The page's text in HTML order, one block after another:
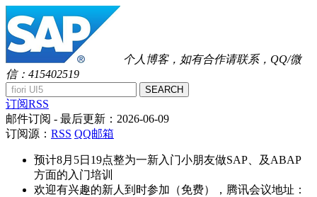
个人博客，如有合作请联系，QQ/微
信：415402519
SEARCH
订阅RSS
邮件订阅 - 最后更新： 2026-06-09
订阅源： RSS QQ邮箱
预计8月5日19点整为一新入门小朋友做SAP、及ABAP
方面的入门培训
欢迎有兴趣的新人到时参加（免费），腾讯会议地址：